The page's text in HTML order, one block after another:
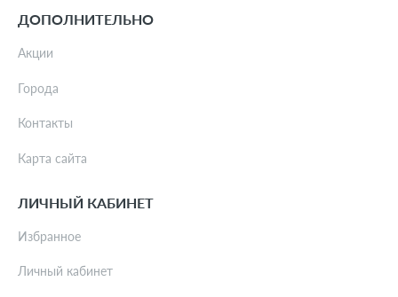
ДОПОЛНИТЕЛЬНО
Акции
Города
Контакты
Карта сайта
ЛИЧНЫЙ КАБИНЕТ
Избранное
Личный кабинет